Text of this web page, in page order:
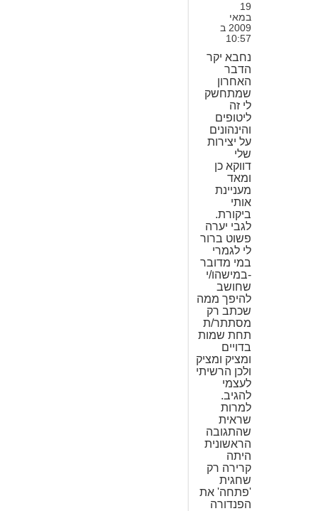
19
במאי
2009 ב
10:57
נחבא יקר
הדבר
האחרון
שמתחשק
לי זה
ליטופים
והינהונים
על יצירות
שלי
דווקא כן
ומאד
מעניינת
אותי
ביקורת.
לגבי יערה
פשוט ברור
לי לגמרי
במי מדובר
-במישהו/י
שחושב
להיפך ממה
שכתב רק
מסתתר/ת
תחת שמות
בדויים
ומציק ומציק
ולכן הרשיתי
לעצמי
להגיב.
למרות
שראית
שהתגובה
הראשונית
היתה
קרירה רק
שחגית
'פתחה' את
הפנדורה